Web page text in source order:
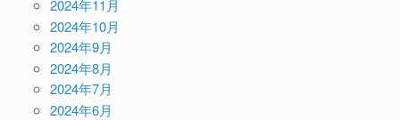
2024年11月
2024年10月
2024年9月
2024年8月
2024年7月
2024年6月